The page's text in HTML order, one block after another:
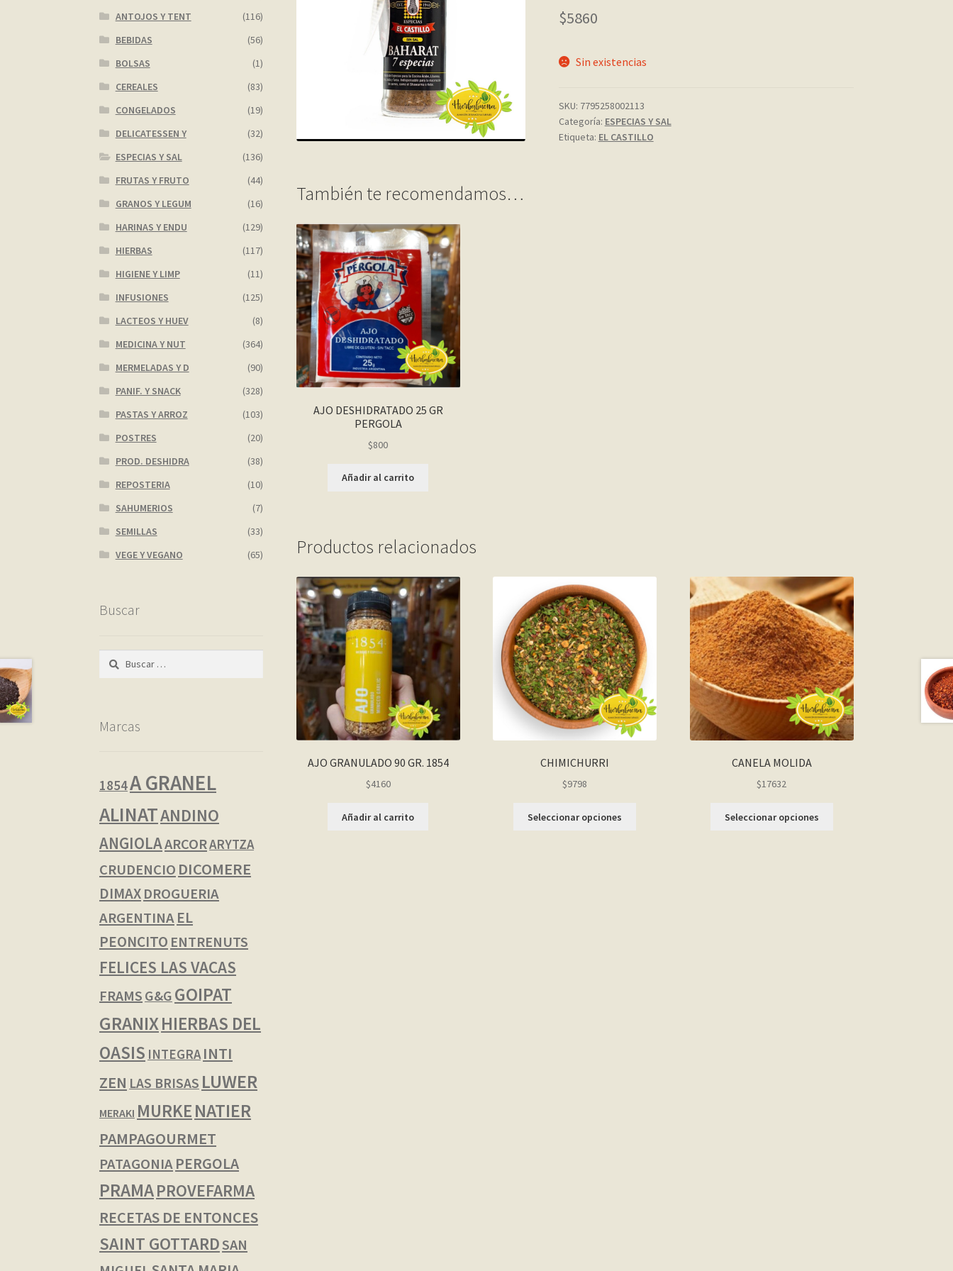
$5860
Sin existencias
SKU: 7795258002113
Categoría: ESPECIAS Y SAL
Etiqueta: EL CASTILLO
También te recomendamos…
AJO DESHIDRATADO 25 GR
PERGOLA
$800
Añadir al carrito
Productos relacionados
AJO GRANULADO 90 GR. 1854
$4160
Añadir al carrito
CHIMICHURRI
$9798
Seleccionar opciones
CANELA MOLIDA
$17632
Seleccionar opciones
ANTOJOS Y TENT
(116)
BEBIDAS
(56)
BOLSAS
(1)
CEREALES
(83)
CONGELADOS
(19)
DELICATESSEN Y
(32)
ESPECIAS Y SAL
(136)
FRUTAS Y FRUTO
(44)
GRANOS Y LEGUM
(16)
HARINAS Y ENDU
(129)
HIERBAS
(117)
HIGIENE Y LIMP
(11)
INFUSIONES
(125)
LACTEOS Y HUEV
(8)
MEDICINA Y NUT
(364)
MERMELADAS Y D
(90)
PANIF. Y SNACK
(328)
PASTAS Y ARROZ
(103)
POSTRES
(20)
PROD. DESHIDRA
(38)
REPOSTERIA
(10)
SAHUMERIOS
(7)
SEMILLAS
(33)
VEGE Y VEGANO
(65)
Buscar
Buscar:
Marcas
1854A GRANEL
ALINATANDINO
ANGIOLAARCORARYTZA
CRUDENCIO DICOMERE
DIMAXDROGUERIA
ARGENTINAEL
PEONCITO ENTRENUTS
FELICES LAS VACAS
FRAMS G&G GOIPAT
GRANIXHIERBAS DEL
OASIS INTEGRA INTI
ZEN LAS BRISAS LUWER
MERAKI MURKENATIER
PAMPAGOURMET
PATAGONIAPERGOLA
PRAMAPROVEFARMA
RECETAS DE ENTONCES
SAINT GOTTARDSAN